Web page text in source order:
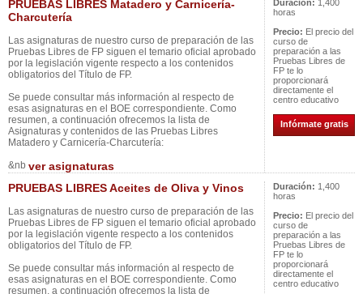
PRUEBAS LIBRES Matadero y Carnicería-
Charcutería
Las asignaturas de nuestro curso de preparación de las
Pruebas Libres de FP siguen el temario oficial aprobado
por la legislación vigente respecto a los contenidos
obligatorios del Título de FP.
Se puede consultar más información al respecto de
esas asignaturas en el BOE correspondiente. Como
resumen, a continuación ofrecemos la lista de
Asignaturas y contenidos de las Pruebas Libres
Matadero y Carnicería-Charcutería:
&nb ver asignaturas
Duración: 1,400
horas
Precio: El precio del
curso de
preparación a las
Pruebas Libres de
FP te lo
proporcionará
directamente el
centro educativo
Infórmate gratis
PRUEBAS LIBRES Aceites de Oliva y Vinos
Las asignaturas de nuestro curso de preparación de las
Pruebas Libres de FP siguen el temario oficial aprobado
por la legislación vigente respecto a los contenidos
obligatorios del Título de FP.
Se puede consultar más información al respecto de
esas asignaturas en el BOE correspondiente. Como
resumen, a continuación ofrecemos la lista de
Duración: 1,400
horas
Precio: El precio del
curso de
preparación a las
Pruebas Libres de
FP te lo
proporcionará
directamente el
centro educativo